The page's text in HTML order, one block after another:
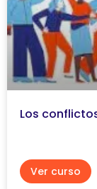
Los
Ver curso